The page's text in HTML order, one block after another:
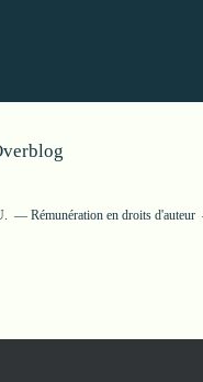
Rémunération en droits d'auteur